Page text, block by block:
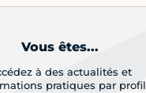
Vous êtes...
à des actualités et
pratiques par profil